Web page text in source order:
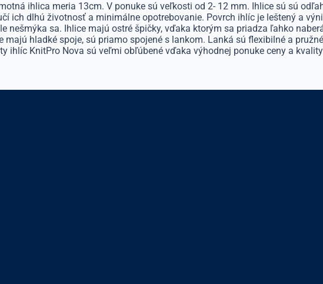
ihlica meria 13cm. V ponuke sú veľkosti od 2- 12 mm. Ihlice sú sú
ich dlhú životnosť a minimálne opotrebovanie. Povrch ihlíc je leštený a
nešmýka sa. Ihlice majú ostré špičky, vďaka ktorým sa priadza ľahko
hladké spoje, sú priamo spojené s lankom. Lanká sú flexibilné a
KnitPro Nova sú veľmi obľúbené vďaka výhodnej ponuke ceny a